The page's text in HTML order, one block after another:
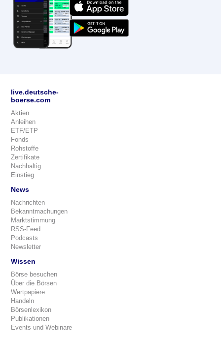
live.deutsche-
boerse.com
Aktien
Anleihen
ETF/ETP
Fonds
Rohstoffe
Zertifikate
Nachhaltig
Einstieg
News
Nachrichten
Bekanntmachungen
Marktstimmung
RSS-Feed
Podcasts
Newsletter
Wissen
Börse besuchen
Über die Börsen
Wertpapiere
Handeln
Börsenlexikon
Publikationen
Events und Webinare